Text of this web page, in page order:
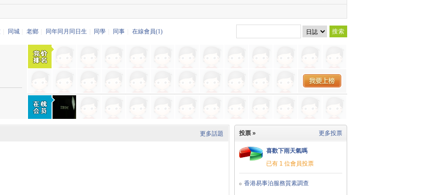
同城 老鄉 同年同月同日生 同學 同事 在線會員(1)
更多話題 更多投票
投票 »
喜歡下雨天氣嗎
已有 1 位會員投票
香港易事泊服務質素調查